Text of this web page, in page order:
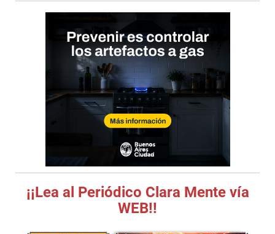
¡¡Lea al Periódico Clara Mente vía
WEB!!